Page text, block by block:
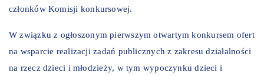
członków Komisji konkursowej.
W związku z ogłoszonym pierwszymotwartym konkursem ofert
na wsparcie realizacji zadań publicznych z zakresu działalności
na rzecz dzieci i młodzieży, w tym wypoczynku dzieci i